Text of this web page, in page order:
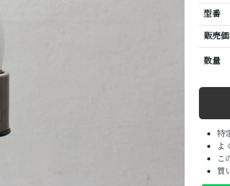
型番
販売
数量
特
よ
こ
買